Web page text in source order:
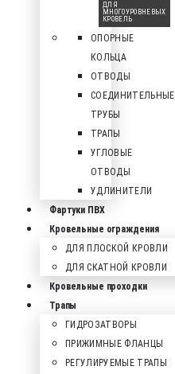
ДЛЯ
МНОГОУРОВНЕВЫХ
КРОВЕЛЬ
ОПОРНЫЕ
КОЛЬЦА
ОТВОДЫ
СОЕДИНИТЕЛЬНЫЕ
ТРУБЫ
ТРАПЫ
УГЛОВЫЕ
ОТВОДЫ
УДЛИНИТЕЛИ
Фартуки ПВХ
Кровельные ограждения
ДЛЯ ПЛОСКОЙ КРОВЛИ
ДЛЯ СКАТНОЙ КРОВЛИ
Кровельные проходки
Трапы
ГИДРОЗАТВОРЫ
ПРИЖИМНЫЕ ФЛАНЦЫ
РЕГУЛИРУЕМЫЕ ТРАПЫ